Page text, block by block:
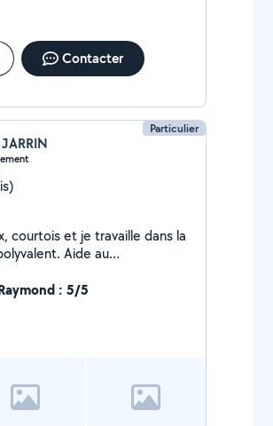
Contacter
Particulier
courtois et je travaille dans la
Aide au
et j'ai la possibilité d'être
Je ne suis disponible que
À bientôt !
: 5/5